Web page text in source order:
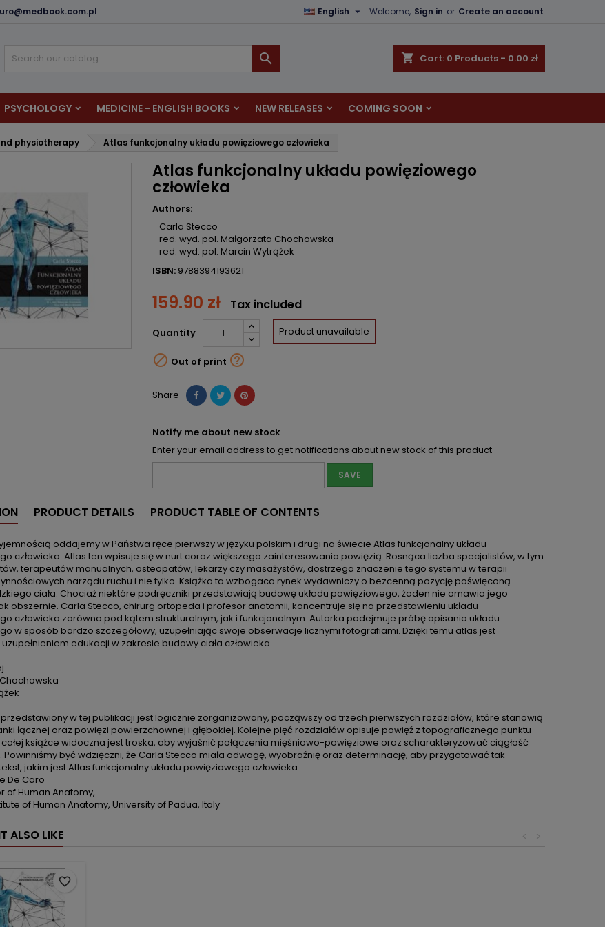
Welcome, Sign in or Create an account
English 
shopping_cart Cart: 0 Products - 0.00 zł

PSYCHOLOGY MEDICINE - ENGLISH BOOKS NEW RELEASES COMING SOON
physiotherapy Atlas funkcjonalny układu powięziowego człowieka
Atlas funkcjonalny układu powięziowego
człowieka
Authors:
Carla Stecco
red. wyd. pol. Małgorzata Chochowska
red. wyd. pol. Marcin Wytrążek
ISBN: 9788394193621
159.90 zł Tax included
Quantity Product unavailable
 Out of print 
Share
Notify me about new stock
Enter your email address to get notifications about new stock of this product
SAVE
PRODUCT DETAILS PRODUCT TABLE OF CONTENTS
oddajemy w Państwa ręce pierwszy w języku polskim i drugi na świecie Atlas funkcjonalny układu
człowieka. Atlas ten wpisuje się w nurt coraz większego zainteresowania powięzią. Rosnąca liczba specjalistów, w tym
terapeutów manualnych, osteopatów, lekarzy czy masażystów, dostrzega znaczenie tego systemu w terapii
narządu ruchu i nie tylko. Książka ta wzbogaca rynek wydawniczy o bezcenną pozycję poświęconą
ciała. Chociaż niektóre podręczniki przedstawiają budowę układu powięziowego, żaden nie omawia jego
obszernie. Carla Stecco, chirurg ortopeda i profesor anatomii, koncentruje się na przedstawieniu układu
człowieka zarówno pod kątem strukturalnym, jak i funkcjonalnym. Autorka podejmuje próbę opisania układu
w sposób bardzo szczegółowy, uzupełniając swoje obserwacje licznymi fotografiami. Dzięki temu atlas jest
edukacji w zakresie budowy ciała człowieka.
przedstawiony w tej publikacji jest logicznie zorganizowany, począwszy od trzech pierwszych rozdziałów, które stanowią
łącznej oraz powięzi powierzchownej i głębokiej. Kolejne pięć rozdziałów opisuje powięź z topograficznego punktu
książce widoczna jest troska, aby wyjaśnić połączenia mięśniowo-powięziowe oraz scharakteryzować ciągłość
być wdzięczni, że Carla Stecco miała odwagę, wyobraźnię oraz determinację, aby przygotować tak
jakim jest Atlas funkcjonalny układu powięziowego człowieka.
De Caro
of Human Anatomy,
of Human Anatomy, University of Padua, Italy
ALSO LIKE >
<
favorite_border
Cancel Create wishlist
to be logged in to save products in your wishlist.